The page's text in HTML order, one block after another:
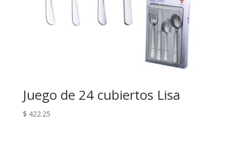
Juego de 24 cubiertos Lisa
$ 422.25